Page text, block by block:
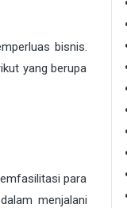
bisnis.
yang berupa
para
menjalani